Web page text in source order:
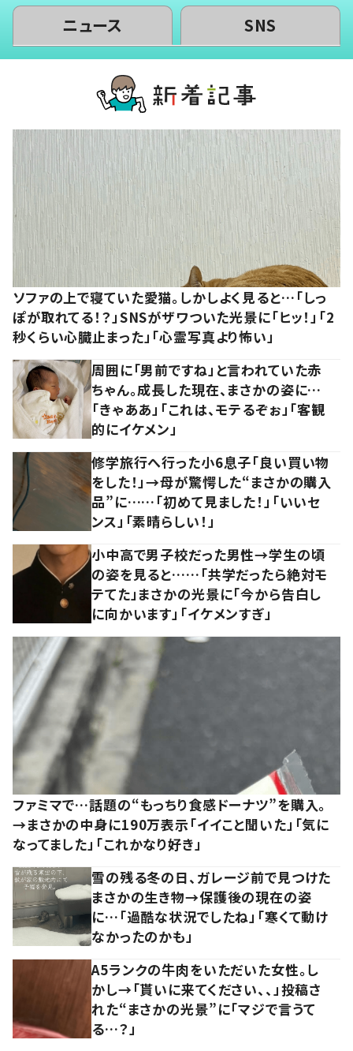
ニュース SNS
ソファの上で寝ていた愛猫。しかしよく見ると…「しっ
ぽが取れてる！？」SNSがザワついた光景に「ヒッ！」「2
秒くらい心臓止まった」「心霊写真より怖い」
周囲に「男前ですね」と言われていた赤
ちゃん。成長した現在、まさかの姿に…
「きゃああ」「これは、モテるぞぉ」「客観
的にイケメン」
修学旅行へ行った小6息子「良い買い物
をした！」→母が驚愕した“まさかの購入
品”に……「初めて見ました！」「いいセ
ンス」「素晴らしい！」
小中高で男子校だった男性→学生の頃
の姿を見ると……「共学だったら絶対モ
テてた」まさかの光景に「今から告白し
に向かいます」「イケメンすぎ」
ファミマで…話題の“もっちり食感ドーナツ”を購入。
→まさかの中身に190万表示「イイこと聞いた」「気に
なってました」「これかなり好き」
雪の残る冬の日、ガレージ前で見つけた
まさかの生き物→保護後の現在の姿
に…「過酷な状況でしたね」「寒くて動け
なかったのかも」
A5ランクの牛肉をいただいた女性。し
かし→「貰いに来てください、、」投稿さ
れた“まさかの光景”に「マジで言うて
る…？」